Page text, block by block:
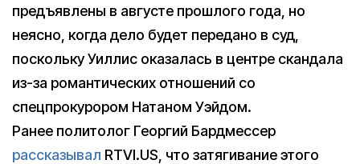
предъявлены в августе прошлого года, но
неясно, когда дело будет передано в суд,
поскольку Уиллис оказалась в центре скандала
из-за романтических отношений со
спецпрокурором Натаном Уэйдом.
Ранее политолог Георгий Бардмессер
рассказывал RTVI.US, что затягивание этого